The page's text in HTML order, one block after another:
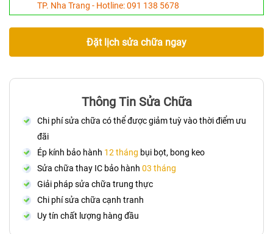
TP. Nha Trang - Hotline:091 138 5678
Đặt lịch sửa chữa ngay
Thông Tin Sửa Chữa
Chi phí sửa chữa có thể được giảm tuỳ vào thời điểm ưu
đãi
Ép kính bảo hành 12 tháng bụi bọt, bong keo
Sửa chữa thay IC bảo hành 03 tháng
Giải pháp sửa chữa trung thực
Chi phí sửa chữa cạnh tranh
Uy tín chất lượng hàng đầu